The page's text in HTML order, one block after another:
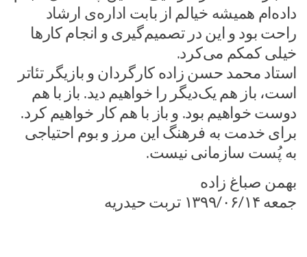
داده‌ام همیشه خیالم از بابت اداره‌ی ارشاد
راحت بود و این در تصمیم‌گیری و انجام کارها
خیلی کمکم می‌کرد.
استاد محمد حسن زاده کارگردان و بازیگر تئاتر
است، باز هم یک‌دیگر را خواهیم دید. باز با هم
دوست خواهیم بود. و باز با هم کار خواهیم کرد.
برای خدمت به فرهنگ این مرز و بوم احتیاجی
به پُست سازمانی نیست.
بهمن صباغ زاده
جمعه ۱۳۹۹/۰۶/۱۴ تربت حیدریه